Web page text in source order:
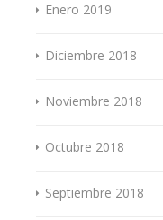
Enero 2019
Diciembre 2018
Noviembre 2018
Octubre 2018
Septiembre 2018